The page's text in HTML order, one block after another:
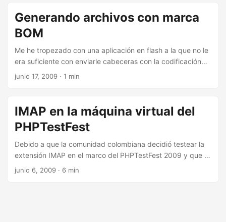
porque no es para nada divertido tener que documentar
aparte de tener que respetar la sintaxis de DocBlock. Así
que si ud es como yo, PHP_DocBlockGenerator llega al
encuentra disponible en PEAR ...
Generando archivos con marca
BOM
Me he tropezado con una aplicación en flash a la que no le
era suficiente con enviarle cabeceras con la codificación
de los datos xml, leyendo un poco la documentación del
y así ser interpretados correctamente. ...
junio 17, 2009 · 1 min
IMAP en la máquina virtual del
PHPTestFest
Debido a que la comunidad colombiana decidió testear la
extensión IMAP en el marco del PHPTestFest 2009 y que el
soporte IMAP no está por defecto instalado en la máquina
junio 6, 2009 · 6 min